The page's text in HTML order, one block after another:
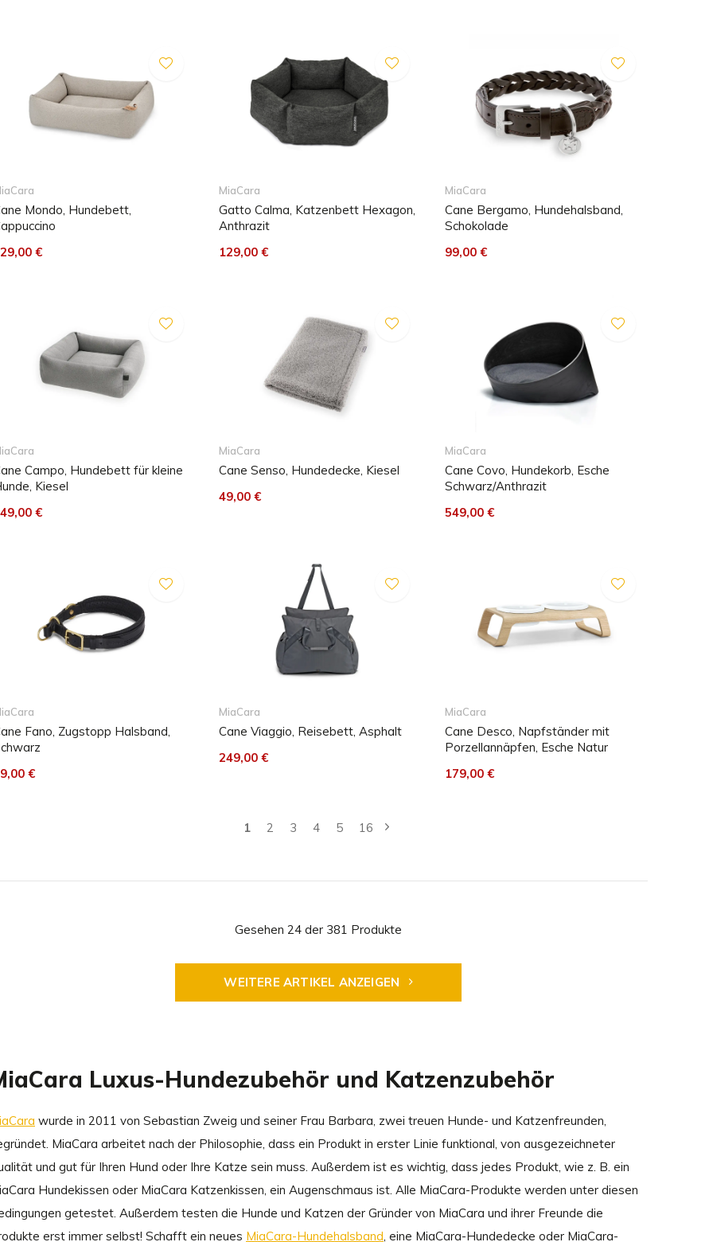
Mondo, Hundebett,
€
MiaCara
Gatto Calma, Katzenbett Hexagon,
Anthrazit
129,00 €
MiaCara
Cane Bergamo, Hundehalsband,
Schokolade
99,00 €
Campo, Hundebett für kleine
Kiesel
€
MiaCara
Cane Senso, Hundedecke, Kiesel
49,00 €
MiaCara
Cane Covo, Hundekorb, Esche
Schwarz/Anthrazit
549,00 €
Fano, Zugstopp Halsband,
€
MiaCara
Cane Viaggio, Reisebett, Asphalt
249,00 €
MiaCara
Cane Desco, Napfständer mit
Porzellannäpfen, Esche Natur
179,00 €
1 2 3 4 5 16
Gesehen 24 der 381 Produkte
WEITERE ARTIKEL ANZEIGEN
Luxus-Hundezubehör und Katzenzubehör
wurde in 2011 von Sebastian Zweig und seiner Frau Barbara, zwei treuen Hunde- und Katzenfreunden,
MiaCara arbeitet nach der Philosophie, dass ein Produkt in erster Linie funktional, von ausgezeichneter
und gut für Ihren Hund oder Ihre Katze sein muss. Außerdem ist es wichtig, dass jedes Produkt, wie z. B. ein
Hundekissen oder MiaCara Katzenkissen, ein Augenschmaus ist. Alle MiaCara-Produkte werden unter diesen
getestet. Außerdem testen die Hunde und Katzen der Gründer von MiaCara und ihrer Freunde die
erst immer selbst! Schafft ein neues MiaCara-Hundehalsband , eine MiaCara-Hundedecke oder MiaCara-